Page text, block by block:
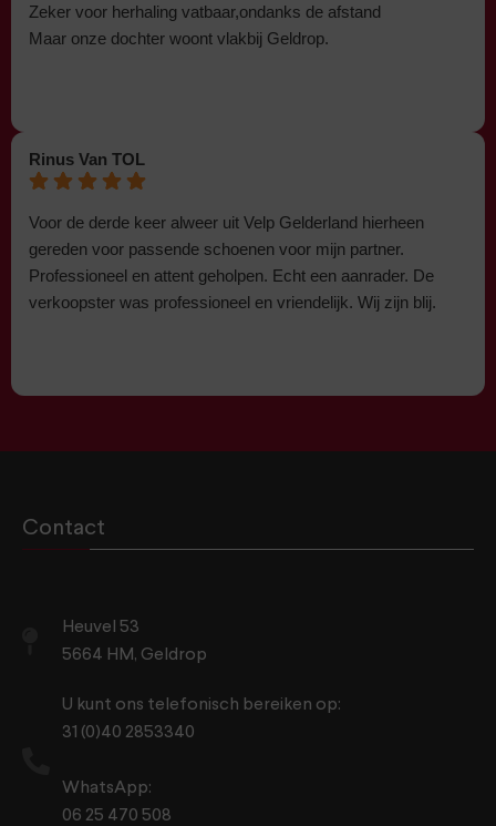
Zeker voor herhaling vatbaar,ondanks de afstand
Maar onze dochter woont vlakbij Geldrop.
Rinus Van TOL
Voor de derde keer alweer uit Velp Gelderland hierheen
gereden voor passende schoenen voor mijn partner.
Professioneel en attent geholpen. Echt een aanrader. De
verkoopster was professioneel en vriendelijk. Wij zijn blij.
Contact
Heuvel 53
5664 HM, Geldrop
U kunt ons telefonisch bereiken op:
31 (0)40 2853340
WhatsApp:
06 25 470 508